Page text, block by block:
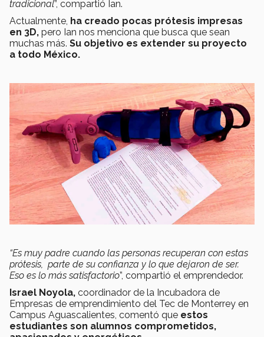
tradicional”, compartió Ian.
Actualmente, ha creado pocas prótesis impresas
en 3D, pero Ian nos menciona que busca que sean
muchas más. Su objetivo es extender su proyecto
a todo México.
“Es muy padre cuando las personas recuperan con estas
prótesis, parte de su confianza y lo que dejaron de ser.
Eso es lo más satisfactorio”, compartió el emprendedor.
Israel Noyola, coordinador de la Incubadora de
Empresas de emprendimiento del Tec de Monterrey en
Campus Aguascalientes, comentó que estos
estudiantes son alumnos comprometidos,